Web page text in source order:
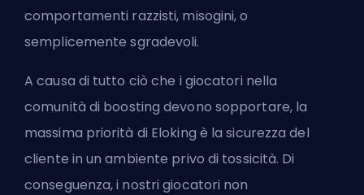
comportamenti razzisti, misogini, o
semplicemente sgradevoli.
A causa di tutto ciò che i giocatori nella
comunità di boosting devono sopportare, la
massima priorità di Eloking è la sicurezza del
cliente in un ambiente privo di tossicità. Di
conseguenza, i nostri giocatori non